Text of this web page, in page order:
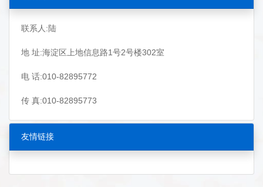
联系人:陆
地 址:海淀区上地信息路1号2号楼302室
电 话:010-82895772
传 真:010-82895773
友情链接